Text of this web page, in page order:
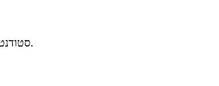
סטודנטים הזכאים למועד מילואים מתבקשים לפנות עד יום 3.6 (כולל) לבשאר במייל כדי להירשם לבחינה.